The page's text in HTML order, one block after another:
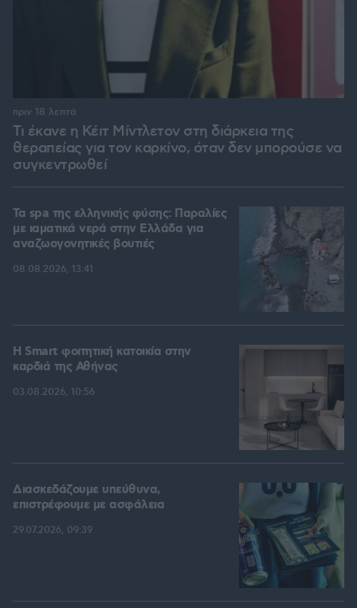
Τι έκανε η Κέιτ Μίντλετον στη διάρκεια της
θεραπείας για τον καρκίνο, όταν δεν μπορούσε να
συγκεντρωθεί
πριν 18 λεπτά
Τα spa της ελληνικής φύσης: Παραλίες
με ιαματικά νερά στην Ελλάδα για
αναζωογονητικές βουτιές
08.08.2026, 13:41
Η Smart φοιτητική κατοικία στην
καρδιά της Αθήνας
03.08.2026, 10:56
Διασκεδάζουμε υπεύθυνα,
επιστρέφουμε με ασφάλεια
29.07.2026, 09:39